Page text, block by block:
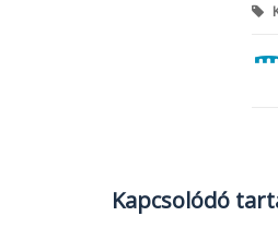
Kapcsolódó